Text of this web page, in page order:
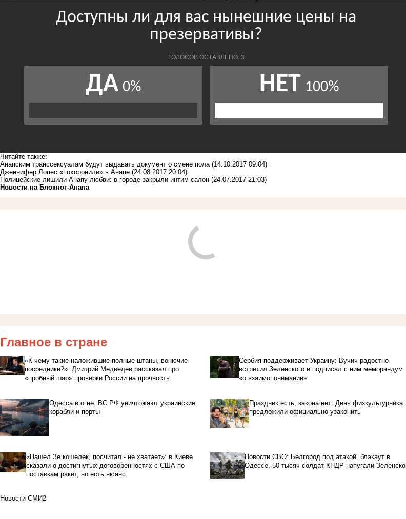
Читайте также:
Анапским транссексуалам будут выдавать документ о смене пола (14.10.2017 09:04)
Дженнифер Лопес «похоронили» в Анапе (24.08.2017 20:04)
Полицейские лишили Анапу любви: в городе закрыли интим-салон (24.07.2017 21:03)
Новости на Блoкнoт-Анапа
Главное в стране
«К чему такие наложившие полные штаны, вонючие
посредники?»: Дмитрий Медведев рассказал про
«пробный шар» проверки России на прочность
Сербия поддерживает Украину: Вучич радостно
встретил Зеленского и подписал с ним меморандум
«о взаимопонимании»
Одесса в огне: ВС РФ уничтожают украинские
корабли и порты
Праздник есть, закона нет: День физкультурника
предложили официально узаконить
«Нашел Зе кошелек, посчитал - не хватает»: в Киеве
сказали о достигнутых договоренностях с США по
поставкам ракет, но есть нюанс
Новости СВО: Белгород под атакой, блэкаут в
Одессе, 50 тысяч солдат КНДР напугали
Новости СМИ2